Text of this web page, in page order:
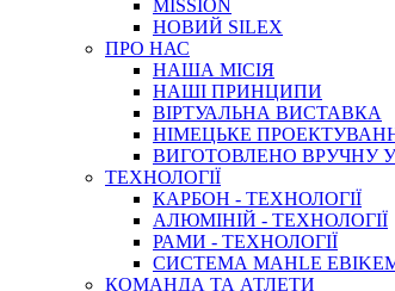
MISSION
НОВИЙ SILEX
ПРО НАС
НАША МICIЯ
НАШI ПРИНЦИПИ
ВIРТУАЛЬНА ВИСТАВКА
НІМЕЦЬКЕ
ВИГОТОВЛЕНО ВРУЧНУ
ТЕХНОЛОГІЇ
КАРБОН - ТЕХНОЛОГІЇ
АЛЮМІНІЙ - ТЕХНОЛОГІЇ
РАМИ - ТЕХНОЛОГІЇ
СИСТЕМА MAHLE
КОМАНДА ТА АТЛЕТИ